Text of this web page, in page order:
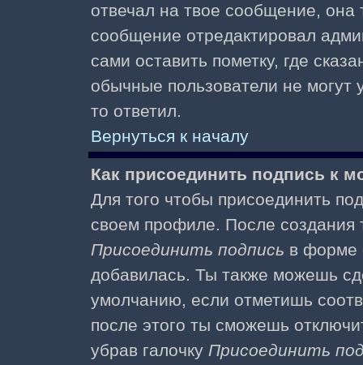
отвечал на твое сообщение, она
сообщение отредактировал
сами оставить пометку, где
обычные пользователи не могут
то ответил.
Вернуться к началу
Как присоединить подпись к
Для того чтобы присоединить
своем профиле. После создания
Присоединить подпись в форме
добавилась. Ты также можешь
умолчанию, если отметишь
после этого ты сможешь
убрав галочку Присоединить